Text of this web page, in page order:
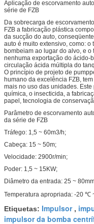
Aplicação de escorvamento
série de FZB
Da sobrecarga de
FZB a fabricação plástica
da sucção do auto,
auto é muito extensivo, como:
bombeiam ao lugar do alvo, e
nenhuma exportação do ácido-
circulação ácida múltipla do
O princípio de projeto de
humano da excelência FZB,
mais no uso das unidades.
química, o insecticida, a
papel, tecnologia de
Parâmetro de escorvamento
da série de FZB
Tráfego: 1,5 ~ 60m3/h;
Cabeça: 15 ~ 50m;
Velocidade: 2900r/min;
Poder: 1,5 ~ 15KW;
Diâmetro da entrada: 25 ~
Temperatura apropriada: -20 ℃
Etiquetas: Impulsor,
impulsor da bomba